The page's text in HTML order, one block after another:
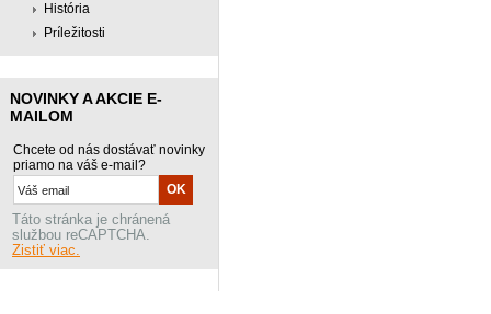
História
Príležitosti
NOVINKY A AKCIE E-
MAILOM
Chcete od nás dostávať novinky
priamo na váš e-mail?
Táto stránka je chránená
službou reCAPTCHA.
Zistiť viac.